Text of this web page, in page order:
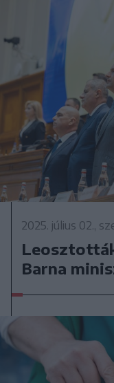
2025. július 02.,
Barna